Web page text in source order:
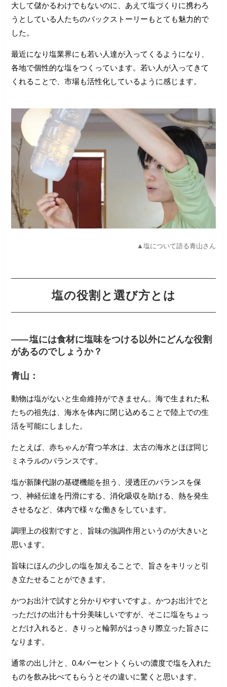
大して儲かるわけでもないのに、あえて塩づくりに携わろ
うとしている人たちのバックストーリーもとても魅力的で
した。
最近になり塩業界にも若い人達が入ってくるようになり、
各地で個性的な塩をつくっています。若い人が入ってきて
くれることで、市場も活性化しているように感じます。
▲塩について語る青山さん
塩の役割と選び方とは
―― 塩には食材に塩味をつける以外にどんな役割
があるのでしょうか？
青山：
動物は塩がないと生命維持ができません。海で生まれた私
たちの祖先は、海水を体内に閉じ込めることで陸上での生
活を可能にしました。
たとえば、赤ちゃんが育つ羊水は、太古の海水とほぼ同じ
ミネラルのバランスです。
塩が新陳代謝の基礎機能を担う、浸透圧のバランスを保
つ、神経伝達を円滑にする、消化吸収を助ける、熱を発生
させるなど、体内で様々な働きをしています。
調理上の役割ですと、旨味の強調作用というのが大きいと
思います。
旨味にほんの少しの塩を加えることで、旨さをキリッと引
き立たせることができます。
かつお出汁で試すと分かりやすいですよ。かつお出汁でと
っただけの出汁も十分美味しいですが、そこに塩をちょっ
とだけ入れると、きりっと輪郭がはっきり際立った旨さに
なります。
通常の出し汁と、0.4パーセントくらいの濃度で塩を入れた
ものを飲み比べてもらうとその違いに驚くと思います。